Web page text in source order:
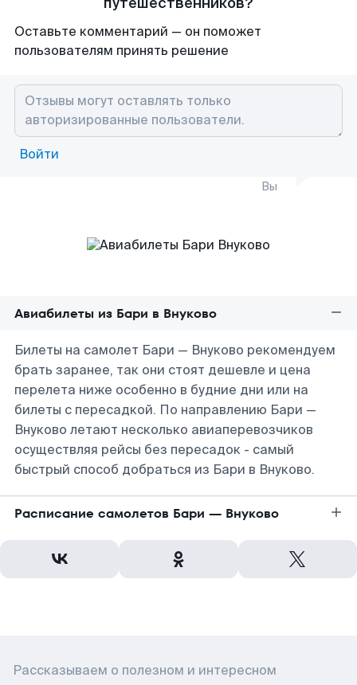
Оставьте комментарий — он поможет
пользователям принять решение
Войти
Вы
Авиабилеты из Бари в Внуково
Билеты на самолет Бари — Внуково рекомендуем
брать заранее, так они стоят дешевле и цена
перелета ниже особенно в будние дни или на
билеты с пересадкой. По направлению Бари —
Внуково летают несколько авиаперевозчиков
осуществляя рейсы без пересадок - самый
быстрый способ добраться из Бари в Внуково.
Расписание самолетов Бари — Внуково
Рассказываем о полезном и интересном